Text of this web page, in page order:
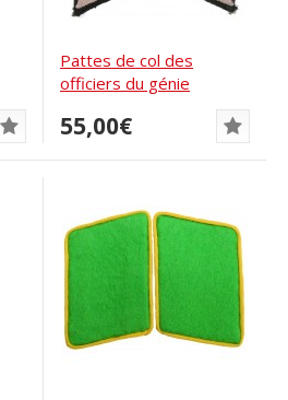
Pattes de col des
officiers du génie
55,00€